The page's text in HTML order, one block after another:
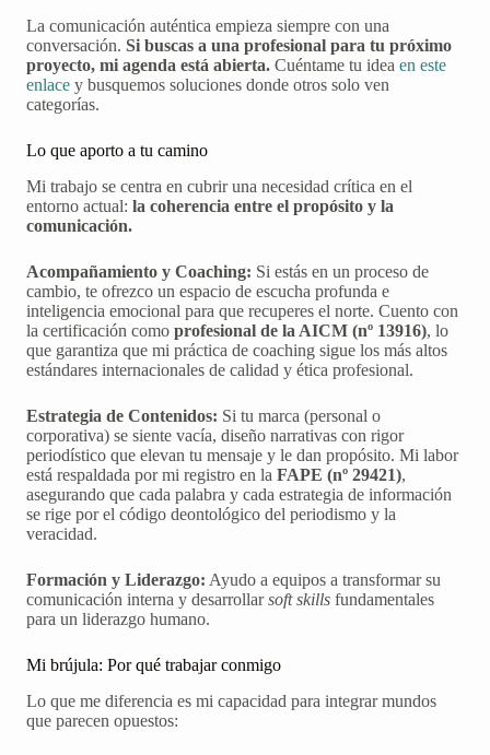
La comunicación auténtica empieza siempre con una
conversación. Si buscas a una profesional para tu próximo
proyecto, mi agenda está abierta. Cuéntame tu idea en este
enlace y busquemos soluciones donde otros solo ven
categorías.
Lo que aporto a tu camino
Mi trabajo se centra en cubrir una necesidad crítica en el
entorno actual: la coherencia entre el propósito y la
comunicación.
Acompañamiento y Coaching: Si estás en un proceso de
cambio, te ofrezco un espacio de escucha profunda e
inteligencia emocional para que recuperes el norte. Cuento con
la certificación como profesional de la AICM (nº 13916), lo
que garantiza que mi práctica de coaching sigue los más altos
estándares internacionales de calidad y ética profesional.
Estrategia de Contenidos: Si tu marca (personal o
corporativa) se siente vacía, diseño narrativas con rigor
periodístico que elevan tu mensaje y le dan propósito. Mi labor
está respaldada por mi registro en la FAPE (nº 29421),
asegurando que cada palabra y cada estrategia de información
se rige por el código deontológico del periodismo y la
veracidad.
Formación y Liderazgo: Ayudo a equipos a transformar su
comunicación interna y desarrollarsoft skills fundamentales
para un liderazgo humano.
Mi brújula: Por qué trabajar conmigo
Lo que me diferencia es mi capacidad para integrar mundos
que parecen opuestos: